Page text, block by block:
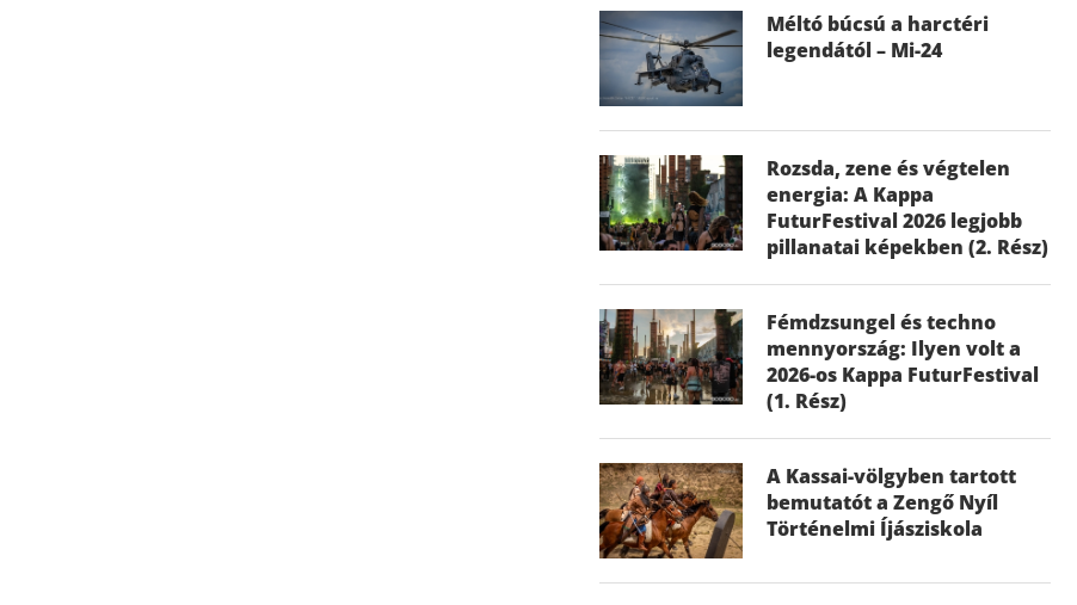
Méltó búcsú a harctéri
legendától – Mi-24
Rozsda, zene és végtelen
energia: A Kappa
FuturFestival 2026 legjobb
pillanatai képekben (2. Rész)
Fémdzsungel és techno
mennyország: Ilyen volt a
2026-os Kappa FuturFestival
(1. Rész)
A Kassai-völgyben tartott
bemutatót a Zengő Nyíl
Történelmi Íjásziskola